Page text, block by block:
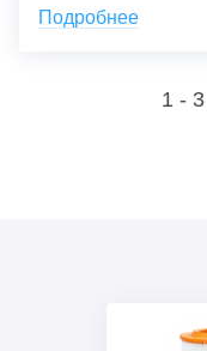
Подробнее
1 -